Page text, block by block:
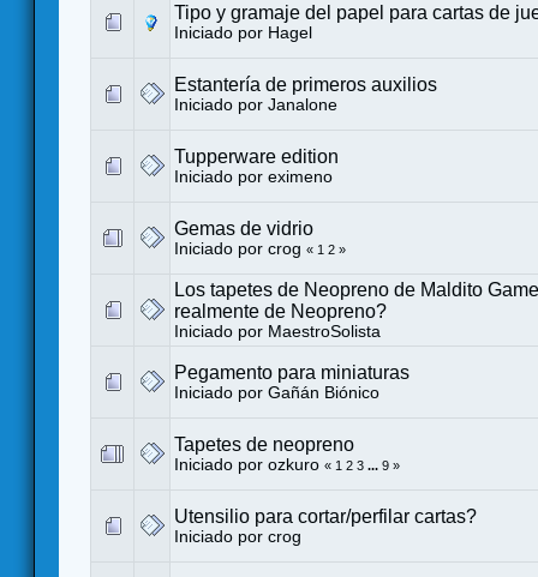
Tipo y gramaje del papel para cartas de
Iniciado por Hagel
Estantería de primeros auxilios
Iniciado por Janalone
Tupperware edition
Iniciado por eximeno
Gemas de vidrio
Iniciado por crog « 1 2 »
Los tapetes de Neopreno de Maldito
realmente de Neopreno?
Iniciado por MaestroSolista
Pegamento para miniaturas
Iniciado por Gañán Biónico
Tapetes de neopreno
Iniciado por ozkuro « 1 2 3 ... 9 »
Utensilio para cortar/perfilar cartas?
Iniciado por crog